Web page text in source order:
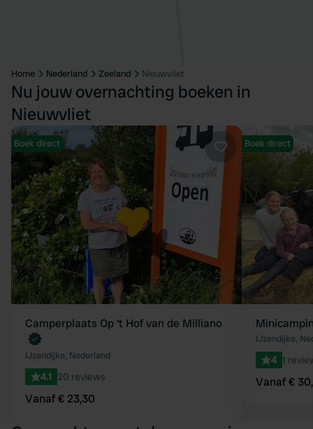
Home Nederland Zeeland Nieuwvliet
Nu jouw overnachting boeken in
Nieuwvliet
Favoriet
Boek direct
Camperplaats Op ‘t Hof van de Milliano
IJzendijke, Nederland
4.1 20 reviews
Vanaf € 23,30
Boek direct
IJzendijke,
4 1
Vanaf €